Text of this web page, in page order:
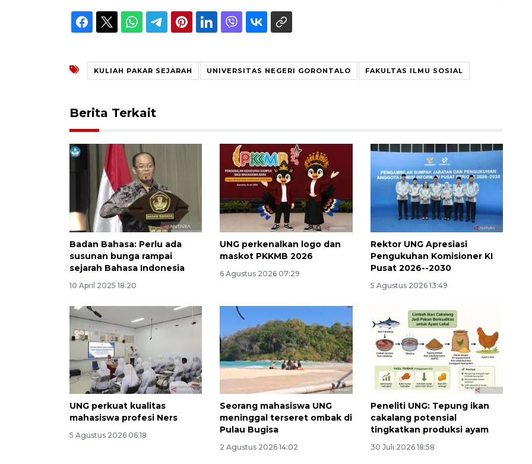
KULIAH PAKAR SEJARAH UNIVERSITAS NEGERI GORONTALO FAKULTAS ILMU SOSIAL
Berita Terkait
Badan Bahasa: Perlu ada
susunan bunga rampai
sejarah Bahasa Indonesia
10 April 2025 18:20
UNG perkenalkan logo dan
maskot PKKMB 2026
6 Agustus 2026 07:29
Rektor UNG Apresiasi
Pengukuhan Komisioner KI
Pusat 2026--2030
5 Agustus 2026 13:49
UNG perkuat kualitas
mahasiswa profesi Ners
5 Agustus 2026 06:18
Seorang mahasiswa UNG
meninggal terseret ombak di
Pulau Bugisa
2 Agustus 2026 14:02
Peneliti UNG: Tepung ikan
cakalang potensial
tingkatkan produksi ayam
30 Juli 2026 18:58
Ekspedisi Rupiah Berdaulat
2026 sambangi Papua